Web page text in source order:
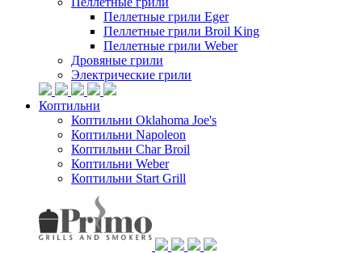
Пеллетные грили Eger
Пеллетные грили Broil King
Пеллетные грили Weber
Дровяные грили
Электрические грили
Коптильни
Коптильни Oklahoma Joe's
Коптильни Napoleon
Коптильни Char Broil
Коптильни Weber
Коптильни Start Grill